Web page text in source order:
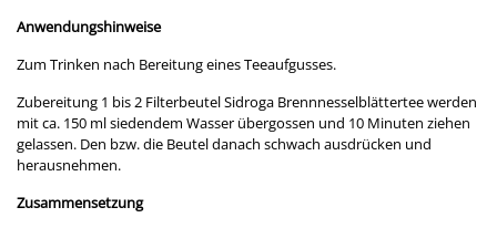
Anwendungshinweise
Zum Trinken nach Bereitung eines Teeaufgusses.
Zubereitung 1 bis 2 Filterbeutel Sidroga Brennnesselblättertee werden
mit ca. 150 ml siedendem Wasser übergossen und 10 Minuten ziehen
gelassen. Den bzw. die Beutel danach schwach ausdrücken und
herausnehmen.
Zusammensetzung